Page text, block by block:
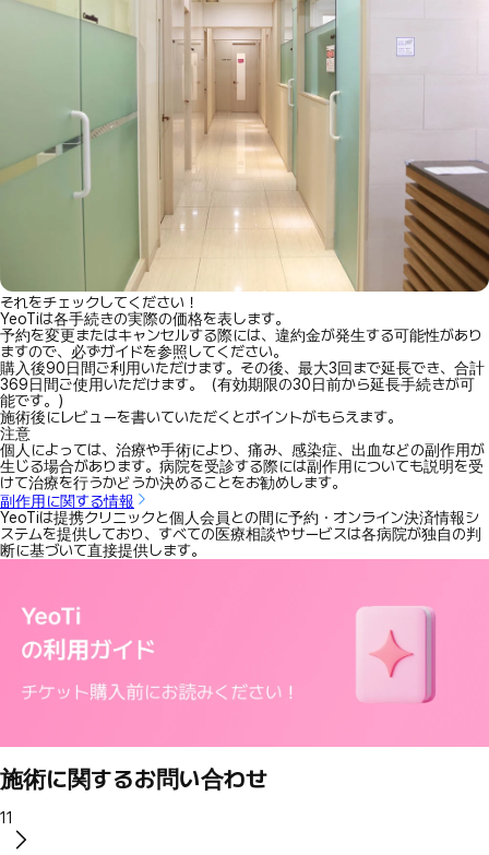
それをチェックしてください！
YeoTiは各手続きの実際の価格を表します。
予約を変更またはキャンセルする際には、違約金が発生する可能性があり
ますので、必ずガイドを参照してください。
購入後90日間ご利用いただけます。その後、最大3回まで延長でき、合計
369日間ご使用いただけます。（有効期限の30日前から延長手続きが可
能です。）
施術後にレビューを書いていただくとポイントがもらえます。
注意
個人によっては、治療や手術により、痛み、感染症、出血などの副作用が
生じる場合があります。病院を受診する際には副作用についても説明を受
けて治療を行うかどうか決めることをお勧めします。
副作用に関する情報
YeoTiは提携クリニックと個人会員との間に予約・オンライン決済情報シ
ステムを提供しており、すべての医療相談やサービスは各病院が独自の判
断に基づいて直接提供します。
施術に関するお問い合わせ
11